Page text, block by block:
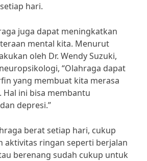
hari.
juga dapat meningkatkan
mental kita. Menurut
oleh Dr. Wendy Suzuki,
“Olahraga dapat
yang membuat kita merasa
Hal ini bisa membantu
depresi.”
berat setiap hari, cukup
aktivitas ringan seperti berjalan
berenang sudah cukup untuk